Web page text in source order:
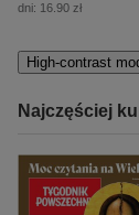
dni: 16.90 zł
High-contrast
Najczęściej